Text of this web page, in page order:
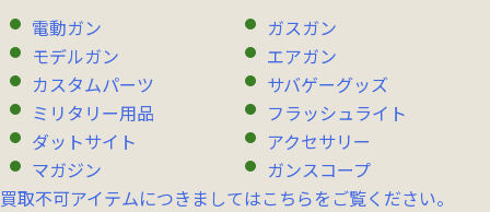
電動ガン
ガスガン
モデルガン
エアガン
カスタムパーツ
サバゲーグッズ
ミリタリー用品
フラッシュライト
ダットサイト
アクセサリー
マガジン
ガンスコープ
買取不可アイテムにつきましてはこちらをご覧ください。